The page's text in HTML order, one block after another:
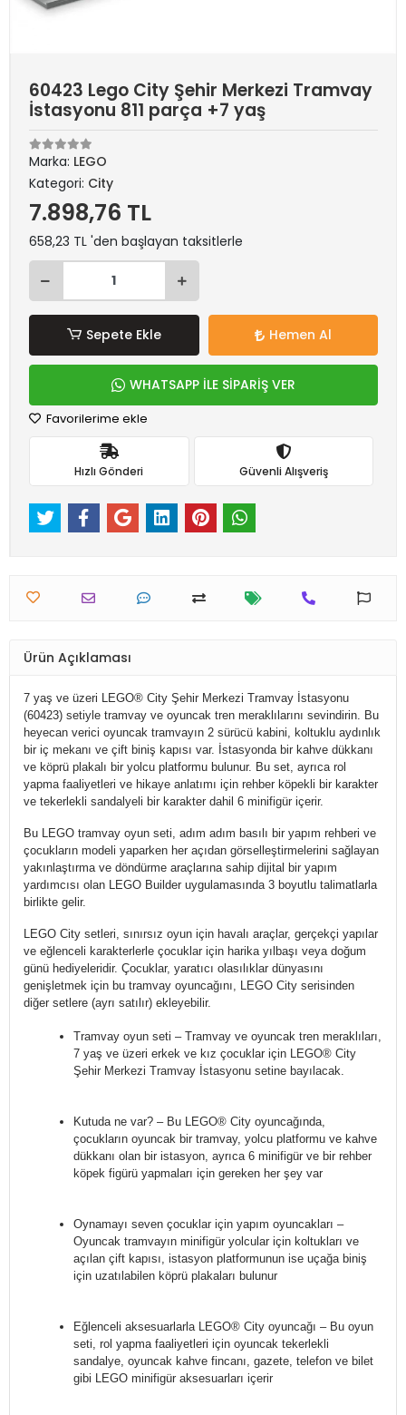
60423 Lego City Şehir Merkezi Tramvay
İstasyonu 811 parça +7 yaş
Marka: LEGO
Kategori: City
7.898,76 TL
658,23 TL 'den başlayan taksitlerle
Sepete Ekle Hemen Al
WHATSAPP İLE SİPARİŞ VER
Favorilerime ekle
Hızlı Gönderi Güvenli Alışveriş
Ürün Açıklaması
7 yaş ve üzeri LEGO® City Şehir Merkezi Tramvay İstasyonu
(60423) setiyle tramvay ve oyuncak tren meraklılarını sevindirin. Bu
heyecan verici oyuncak tramvayın 2 sürücü kabini, koltuklu aydınlık
bir iç mekanı ve çift biniş kapısı var. İstasyonda bir kahve dükkanı
ve köprü plakalı bir yolcu platformu bulunur. Bu set, ayrıca rol
yapma faaliyetleri ve hikaye anlatımı için rehber köpekli bir karakter
ve tekerlekli sandalyeli bir karakter dahil 6 minifigür içerir.
Bu LEGO tramvay oyun seti, adım adım basılı bir yapım rehberi ve
çocukların modeli yaparken her açıdan görselleştirmelerini sağlayan
yakınlaştırma ve döndürme araçlarına sahip dijital bir yapım
yardımcısı olan LEGO Builder uygulamasında 3 boyutlu talimatlarla
birlikte gelir.
LEGO City setleri, sınırsız oyun için havalı araçlar, gerçekçi yapılar
ve eğlenceli karakterlerle çocuklar için harika yılbaşı veya doğum
günü hediyeleridir. Çocuklar, yaratıcı olasılıklar dünyasını
genişletmek için bu tramvay oyuncağını, LEGO City serisinden
diğer setlere (ayrı satılır) ekleyebilir.
Tramvay oyun seti – Tramvay ve oyuncak tren meraklıları,
7 yaş ve üzeri erkek ve kız çocuklar için LEGO® City
Şehir Merkezi Tramvay İstasyonu setine bayılacak.
Kutuda ne var? – Bu LEGO® City oyuncağında,
çocukların oyuncak bir tramvay, yolcu platformu ve kahve
dükkanı olan bir istasyon, ayrıca 6 minifigür ve bir rehber
köpek figürü yapmaları için gereken her şey var
Oynamayı seven çocuklar için yapım oyuncakları –
Oyuncak tramvayın minifigür yolcular için koltukları ve
açılan çift kapısı, istasyon platformunun ise uçağa biniş
için uzatılabilen köprü plakaları bulunur
Eğlenceli aksesuarlarla LEGO® City oyuncağı – Bu oyun
seti, rol yapma faaliyetleri için oyuncak tekerlekli
sandalye, oyuncak kahve fincanı, gazete, telefon ve bilet
gibi LEGO minifigür aksesuarları içerir